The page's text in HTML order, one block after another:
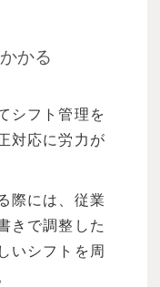
かる
シフト管理を
対応に労力が
際には、従業
きで調整した
いシフトを周